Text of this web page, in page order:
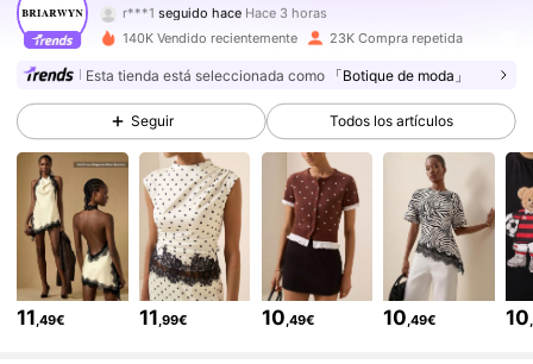
g***oestá navegando
4,75
126K Seguidores
4,75 126K Seguidores
126K Seguidores
4,75 126K Seguidores
140K Vendido recientemente 23K Compra repetida
Esta tienda está seleccionada como 「Botique de moda」
Seguir Todos los artículos
11,49€ 11,99€ 10,49€ 10,49€ 10